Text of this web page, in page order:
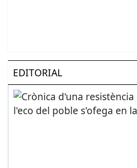
EDITORIAL